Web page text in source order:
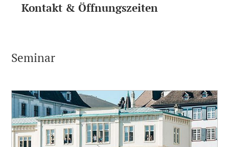
Kontakt & Öffnungszeiten
Seminar